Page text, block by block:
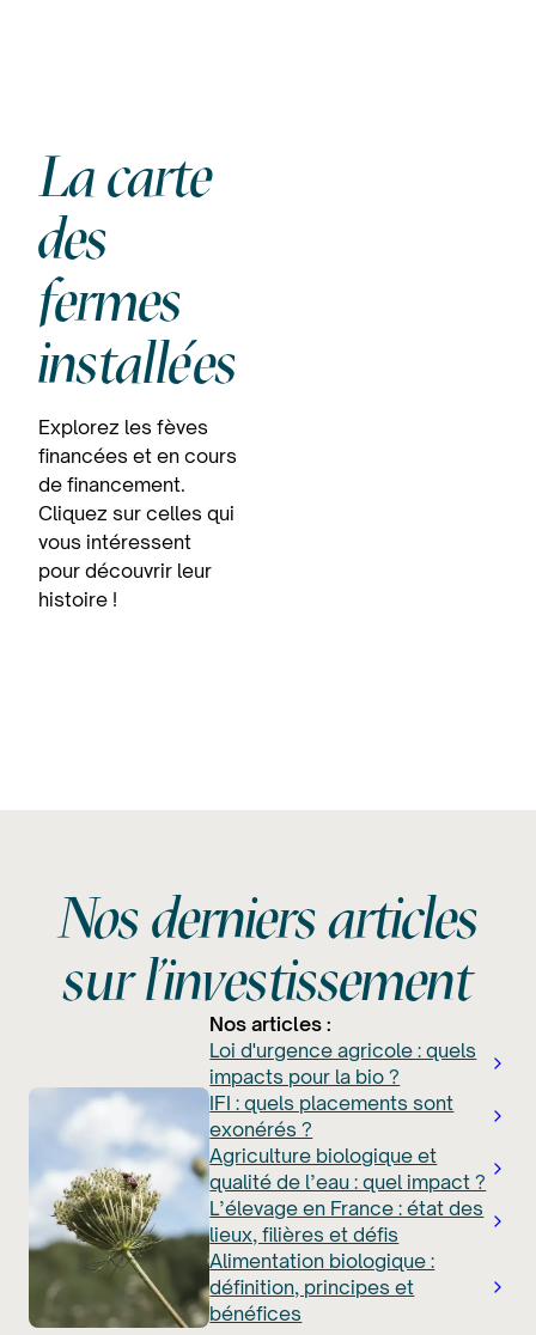
La carte
des
fermes
installées
Explorez les fèves
financées et en cours
de financement.
Cliquez sur celles qui
vous intéressent
pour découvrir leur
histoire !
Nos derniers articles
sur l'investissement
Nos articles :
Loi d'urgence agricole : quels
impacts pour la bio ?
IFI : quels placements sont
exonérés ?
Agriculture biologique et
qualité de l’eau : quel impact ?
L’élevage en France : état des
lieux, filières et défis
Alimentation biologique :
définition, principes et
bénéfices